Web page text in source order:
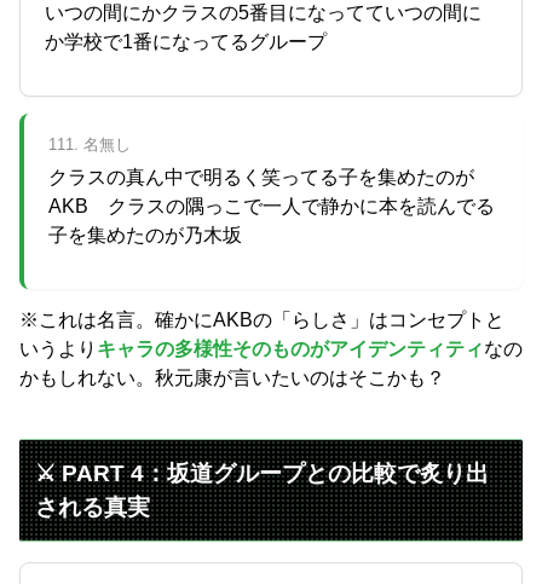
いつの間にかクラスの5番目になってていつの間に
か学校で1番になってるグループ
111. 名無し
クラスの真ん中で明るく笑ってる子を集めたのが
AKB クラスの隅っこで一人で静かに本を読んでる
子を集めたのが乃木坂
※これは名言。確かにAKBの「らしさ」はコンセプトと
いうより キャラの多様性そのものがアイデンティティなの
かもしれない。秋元康が言いたいのはそこかも？
⚔️ PART 4：坂道グループとの比較で炙り出
される真実